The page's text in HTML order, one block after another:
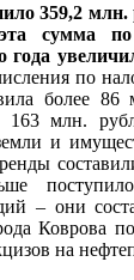
359,2
эта сумма
года
по
более
163 млн.
и
– они
Коврова
на